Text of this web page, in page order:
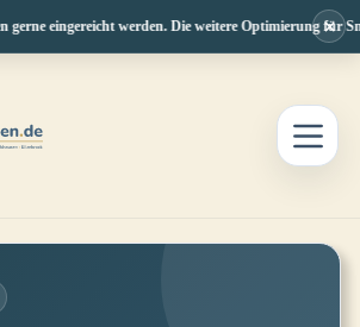
eingereicht werden. Die weitere Optimierung für
×